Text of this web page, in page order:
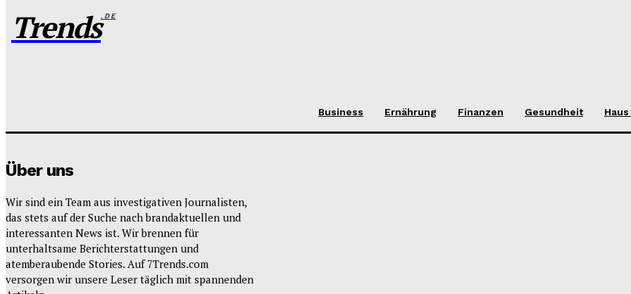
Trends.DE
Business Ernährung Finanzen Gesundheit
Über uns
Wir sind ein Team aus investigativen Journalisten,
das stets auf der Suche nach brandaktuellen und
interessanten News ist. Wir brennen für
unterhaltsame Berichterstattungen und
atemberaubende Stories. Auf 7Trends.com
versorgen wir unsere Leser täglich mit spannenden